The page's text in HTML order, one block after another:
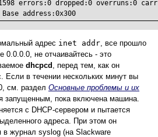
errors:0 dropped:0 overruns:0
address:0x300
адрес inet addr , все прошло
не отчаивайтесь - это
dhcpcd , перед тем, как он
Если в течении нескольких минут вы
см. раздел Основные проблемы и их
запущенным, пока включена машина.
с DHCP-сервером и пытается
адреса. При этом он
в журнал syslog (на Slackware